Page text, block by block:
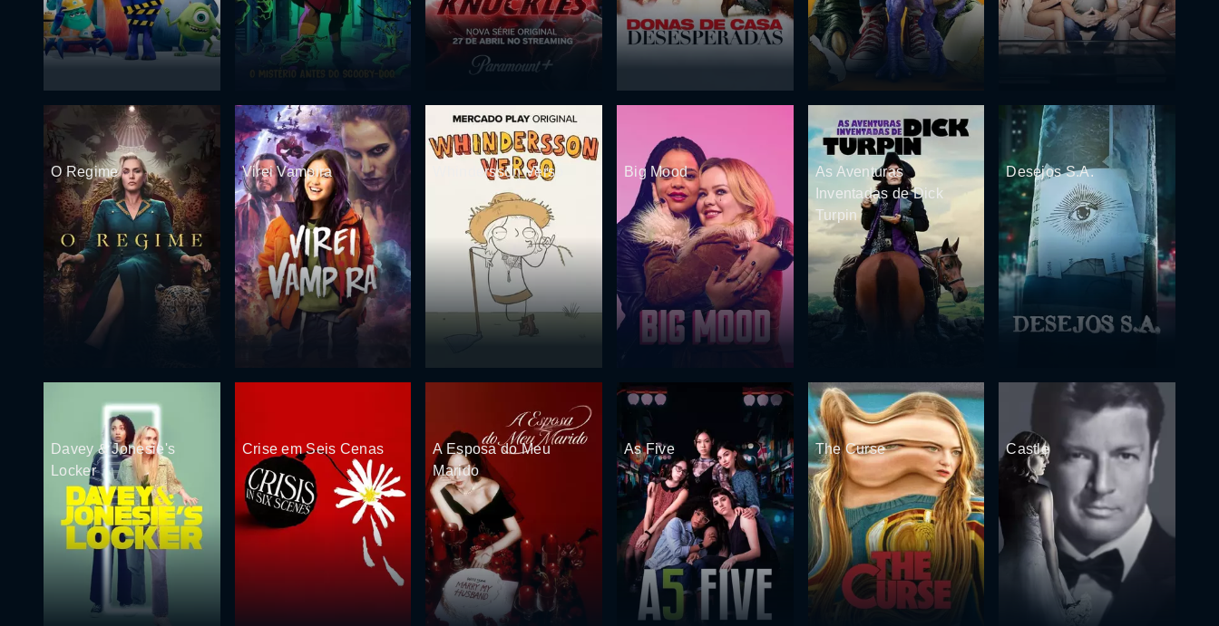
O Regime Virei Vampira Whindersson Verso Big Mood
As Aventuras
Inventadas de Dick
Turpin
Desejos S.A.
Davey & Jonesie's
Locker
Crise em Seis Cenas
A Esposa do Meu
Marido
As Five The Curse Castle